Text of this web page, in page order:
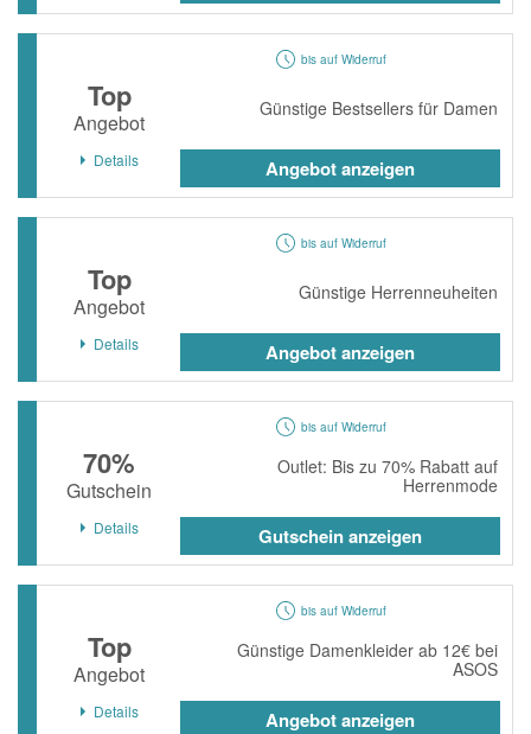
bis auf Widerruf
Top
Angebot
Günstige Bestsellers für Damen
Details Angebot anzeigen
bis auf Widerruf
Top
Angebot
Günstige Herrenneuheiten
Details Angebot anzeigen
bis auf Widerruf
70%
Gutschein
Outlet: Bis zu 70% Rabatt auf
Herrenmode
Details Gutschein anzeigen
bis auf Widerruf
Top
Angebot
Günstige Damenkleider ab 12€ bei
ASOS
Details Angebot anzeigen